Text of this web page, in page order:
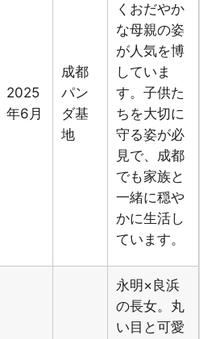
2025
年6月
成都
パン
ダ基
地
くおだやか
な母親の姿
が人気を博
していま
す。子供た
ちを大切に
守る姿が必
見で、成都
でも家族と
一緒に穏や
かに生活し
ています。
永明×良浜
の長女。丸
い目と可愛